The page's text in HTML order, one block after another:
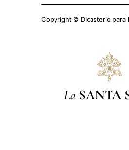
Copyright © Dicasterio para
La SANTA